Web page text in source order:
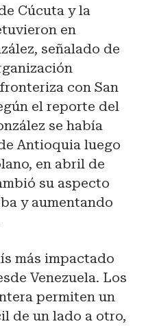
Cúcuta y la
en
señalado de
con San
el reporte del
se había
Antioquia luego
en abril de
su aspecto
y aumentando
más impactado
Venezuela. Los
permiten un
de un lado a otro,